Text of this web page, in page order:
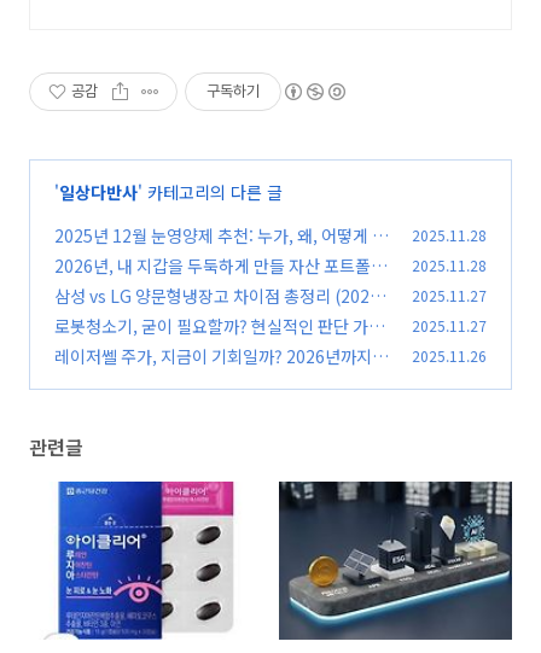
공감 구독하기
'일상다반사' 카테고리의 다른 글
2025년 12월 눈영양제 추천: 누가, 왜, 어떻게 먹
어야 할까?
(0)
2025.11.28
2026년, 내 지갑을 두둑하게 만들 자산 포트폴리
오 다각화, 이 5가지 핵심 전략으로 시작하세요!
(0)
2025.11.28
삼성 vs LG 양문형냉장고 차이점 총정리 (2025
최신 구매 가이드)
(0)
2025.11.27
로봇청소기, 굳이 필요할까? 현실적인 판단 가이
드(2025년 11월 최신)
(0)
2025.11.27
레이저쎌 주가, 지금이 기회일까? 2026년까지
2025.11.26
관련글